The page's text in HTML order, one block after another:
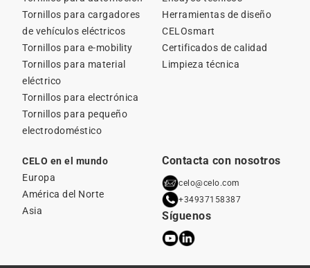
Tornillos para cargadores
de vehículos eléctricos
Tornillos para e-mobility
Tornillos para material
eléctrico
Tornillos para electrónica
Tornillos para pequeño
electrodoméstico
Herramientas de diseño
CELOsmart
Certificados de calidad
Limpieza técnica
CELO en el mundo
Europa
América del Norte
Asia
Contacta con nosotros
celo@celo.com
+34937158387
Síguenos